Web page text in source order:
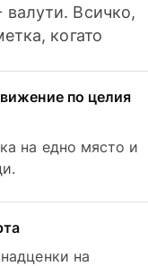
валути. Всичко,
когато
по целия
на едно място и
на